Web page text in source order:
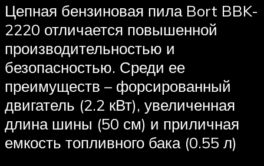
Цепная бензиновая пила Bort BBK-
2220 отличается повышенной
производительностью и
безопасностью. Среди ее
преимуществ – форсированный
двигатель (2.2 кВт), увеличенная
длина шины (50 см) и приличная
емкость топливного бака (0.55 л)